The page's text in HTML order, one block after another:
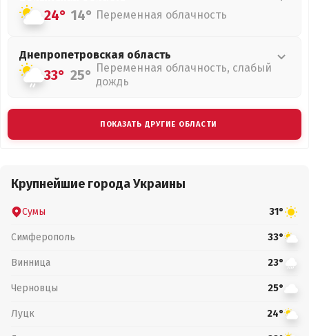
24° 14° Переменная облачность
Днепропетровская область
33° 25° Переменная облачность, слабый
дождь
ПОКАЗАТЬ ДРУГИЕ ОБЛАСТИ
Крупнейшие города Украины
Сумы 31°
Симферополь 33°
Винница 23°
Черновцы 25°
Луцк 24°